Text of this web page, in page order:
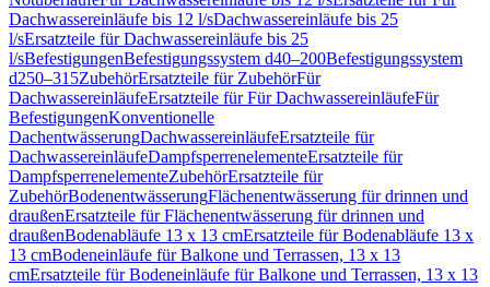
Dachwassereinläufe bis 12 l/sDachwassereinläufe bis 25
l/sErsatzteile für Dachwassereinläufe bis 25
l/sBefestigungenBefestigungssystem d40–200Befestigungssystem
d250–315ZubehörErsatzteile für ZubehörFür
DachwassereinläufeErsatzteile für Für DachwassereinläufeFür
BefestigungenKonventionelle
DachentwässerungDachwassereinläufeErsatzteile für
DachwassereinläufeDampfsperrenelementeErsatzteile für
DampfsperrenelementeZubehörErsatzteile für
ZubehörBodenentwässerungFlächenentwässerung für drinnen und
draußenErsatzteile für Flächenentwässerung für drinnen und
draußenBodenabläufe 13 x 13 cmErsatzteile für Bodenabläufe 13 x
13 cmBodeneinläufe für Balkone und Terrassen, 13 x 13
cmErsatzteile für Bodeneinläufe für Balkone und Terrassen, 13 x 13